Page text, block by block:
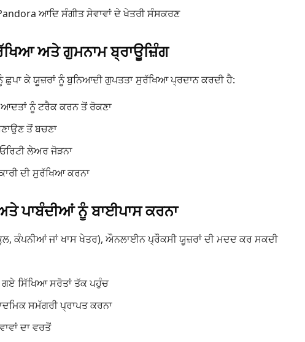
ਆਦਿ ਸੰਗੀਤ ਸੇਵਾਵਾਂ ਦੇ ਖੇਤਰੀ ਸੰਸਕਰਣ
ਅਤੇ ਗੁਮਨਾਮ ਬ੍ਰਾਊਜ਼ਿੰਗ
ਕੇ ਯੂਜ਼ਰਾਂ ਨੂੰ ਬੁਨਿਆਦੀ ਗੁਪਤਤਾ ਸੁਰੱਖਿਆ ਪ੍ਰਦਾਨ ਕਰਦੀ ਹੈ:
ਆਦਤਾਂ ਨੂੰ ਟਰੈਕ ਕਰਨ ਤੋਂ ਰੋਕਣਾ
ਤੋਂ ਬਚਣਾ
ਲੇਅਰ ਜੋੜਨਾ
ਦੀ ਸੁਰੱਖਿਆ ਕਰਨਾ
ਪਾਬੰਦੀਆਂ ਨੂੰ ਬਾਈਪਾਸ ਕਰਨਾ
ਕੰਪਨੀਆਂ ਜਾਂ ਖਾਸ ਖੇਤਰ), ਔਨਲਾਈਨ ਪ੍ਰੌਕਸੀ ਯੂਜ਼ਰਾਂ ਦੀ ਮਦਦ ਕਰ ਸਕਦੀ
ਸਿੱਖਿਆ ਸਰੋਤਾਂ ਤੱਕ ਪਹੁੰਚ
ਸਮੱਗਰੀ ਪ੍ਰਾਪਤ ਕਰਨਾ
ਦਾ ਵਰਤੋਂ